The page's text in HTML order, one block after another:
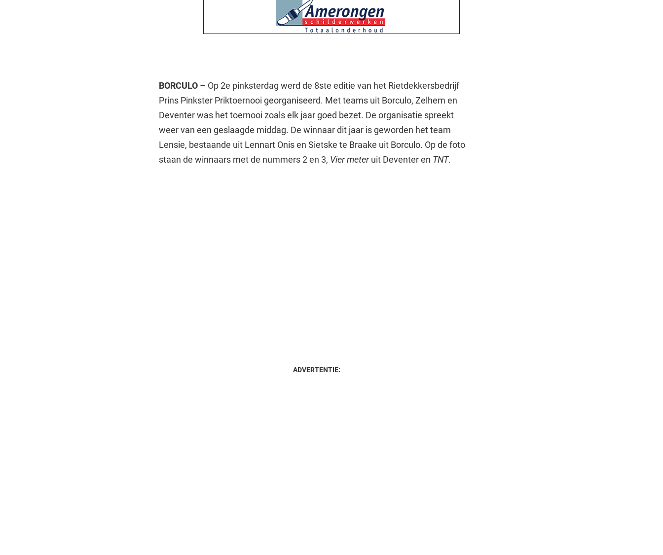
BORCULO – Op 2e pinksterdag werd de 8ste editie van het Rietdekkersbedrijf
Prins Pinkster Priktoernooi georganiseerd. Met teams uit Borculo, Zelhem en
Deventer was het toernooi zoals elk jaar goed bezet. De organisatie spreekt
weer van een geslaagde middag. De winnaar dit jaar is geworden het team
Lensie, bestaande uit Lennart Onis en Sietske te Braake uit Borculo. Op de foto
staan de winnaars met de nummers 2 en 3, Vier meteruit Deventer en TNT.
ADVERTENTIE: